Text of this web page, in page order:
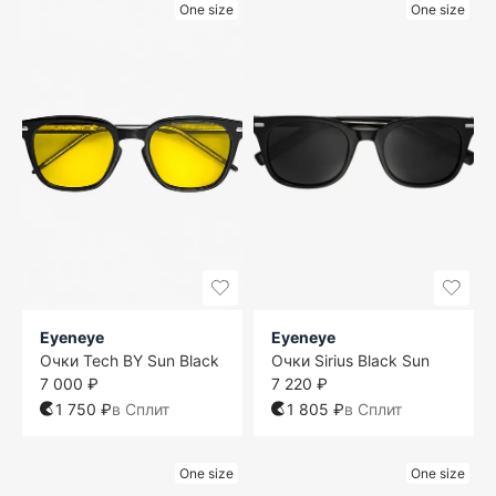
One size
Eyeneye
Очки Tech BY Sun Black
7 000 ₽
1 750 ₽в Сплит
One size
Eyeneye
Очки Sirius Black Sun
7 220 ₽
1 805 ₽в Сплит
One size One size